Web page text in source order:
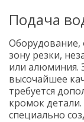
Подача
зону резки,
или алюминия.
высочайшее
требуется
кромок
специально